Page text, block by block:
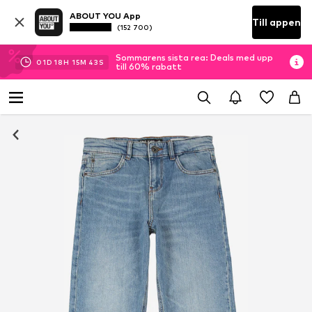
ABOUT YOU App
(152 700) Till appen
01D 18H 15M 42 S
Sommarens sista rea: Deals med upp
till 60% rabatt